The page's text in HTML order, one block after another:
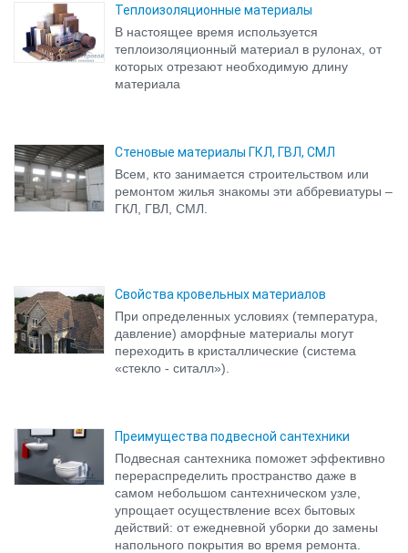
Теплоизоляционные материалы
В настоящее время используется
теплоизоляционный материал в рулонах, от
которых отрезают необходимую длину
материала
Стеновые материалы ГКЛ, ГВЛ, СМЛ
Всем, кто занимается строительством или
ремонтом жилья знакомы эти аббревиатуры –
ГКЛ, ГВЛ, СМЛ.
Свойства кровельных материалов
При определенных условиях (температура,
давление) аморфные материалы могут
переходить в кристаллические (система
«стекло - ситалл»).
Преимущества подвесной сантехники
Подвесная сантехника поможет эффективно
перераспределить пространство даже в
самом небольшом сантехническом узле,
упрощает осуществление всех бытовых
действий: от ежедневной уборки до замены
напольного покрытия во время ремонта.